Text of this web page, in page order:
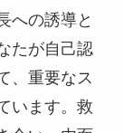
への誘導と
たが自己認
、重要なス
います。救